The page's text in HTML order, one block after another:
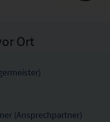
Ort
(Ansprechpartner)